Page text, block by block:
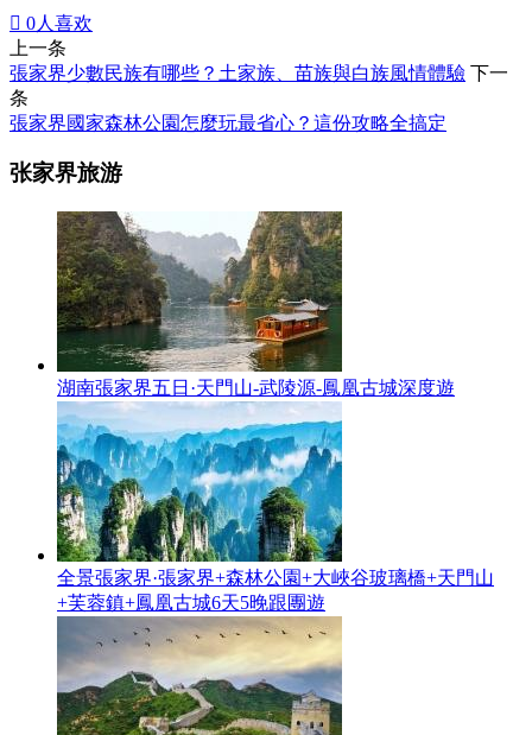
 0人喜欢
上一条
張家界少數民族有哪些？土家族、苗族與白族風情體驗 下一
条
張家界國家森林公園怎麼玩最省心？這份攻略全搞定
张家界旅游
湖南張家界五日·天門山-武陵源-鳳凰古城深度遊
全景張家界·張家界+森林公園+大峽谷玻璃橋+天門山
+芙蓉鎮+鳳凰古城6天5晚跟團遊